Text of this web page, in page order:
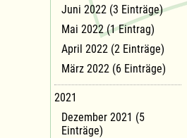
Juni 2022 (3 Einträge)
Mai 2022 (1 Eintrag)
April 2022 (2 Einträge)
März 2022 (6 Einträge)
2021
Dezember 2021 (5
Einträge)